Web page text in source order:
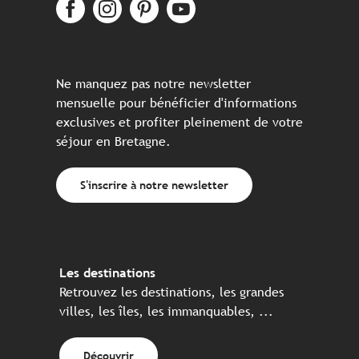
Ne manquez pas notre newsletter
mensuelle pour bénéficier d'informations
exclusives et profiter pleinement de votre
séjour en Bretagne.
S'inscrire à notre newsletter
Les destinations
Retrouvez les destinations, les grandes
villes, les îles, les immanquables, ...
Découvrir